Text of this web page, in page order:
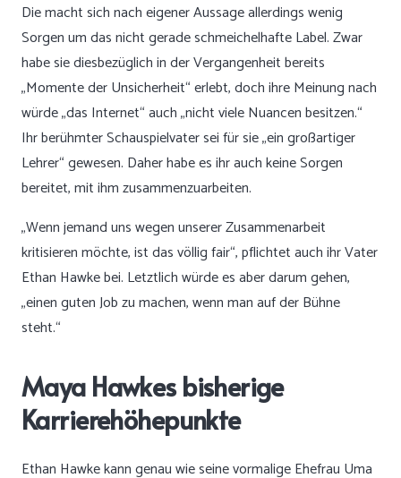
Die macht sich nach eigener Aussage allerdings wenig
Sorgen um das nicht gerade schmeichelhafte Label. Zwar
habe sie diesbezüglich in der Vergangenheit bereits
„Momente der Unsicherheit“ erlebt, doch ihre Meinung nach
würde „das Internet“ auch „nicht viele Nuancen besitzen.“
Ihr berühmter Schauspielvater sei für sie „ein großartiger
Lehrer“ gewesen. Daher habe es ihr auch keine Sorgen
bereitet, mit ihm zusammenzuarbeiten.
„Wenn jemand uns wegen unserer Zusammenarbeit
kritisieren möchte, ist das völlig fair“, pflichtet auch ihr Vater
Ethan Hawke bei. Letztlich würde es aber darum gehen,
„einen guten Job zu machen, wenn man auf der Bühne
steht.“
Maya Hawkes bisherige
Karrierehöhepunkte
Ethan Hawke kann genau wie seine vormalige Ehefrau Uma